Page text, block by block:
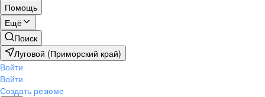
Помощь
Ещё
Поиск
Луговой (Приморский край)
Войти
Войти
Создать резюме